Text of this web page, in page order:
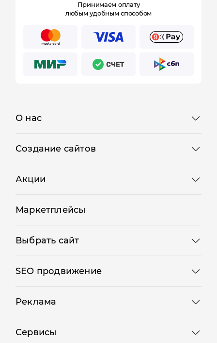
Принимаем оплату
любым удобным способом
О нас
Создание сайтов
Акции
Маркетплейсы
Выбрать сайт
SEO продвижение
Реклама
Сервисы